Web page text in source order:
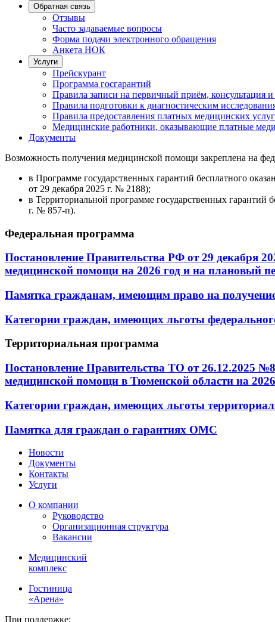
Обратная связь
Отзывы
Часто задаваемые вопросы
Форма подачи электронного обращения
Анкета НОК
Услуги
Прейскурант
Программа госгарантий
Правила записи на первичный приём, консультация и
Правила подготовки к диагностическим
Правила предоставления платных медицинских услуг
Медицинские работники, оказывающие платные
Документы
Возможность получения медицинской помощи закреплена на
в Программе государственных гарантий бесплатного
от 29 декабря 2025 г. № 2188);
в Территориальной программе государственных
г. № 857-п).
Федеральная программа
Постановление Правительства РФ от 29 декабря
медицинской помощи на 2026 год и на плановый
Памятка гражданам, имеющим право на
Категории граждан, имеющих льготы
Территориальная программа
Постановление Правительства ТО от 26.12.2025
медицинской помощи в Тюменской области на
Категории граждан, имеющих льготы
Памятка для граждан о гарантиях ОМС
Новости
Документы
Контакты
Услуги
О компании
Руководство
Организационная структура
Вакансии
Медицинский
комплекс
Гостиница
«Арена»
При поддержке: